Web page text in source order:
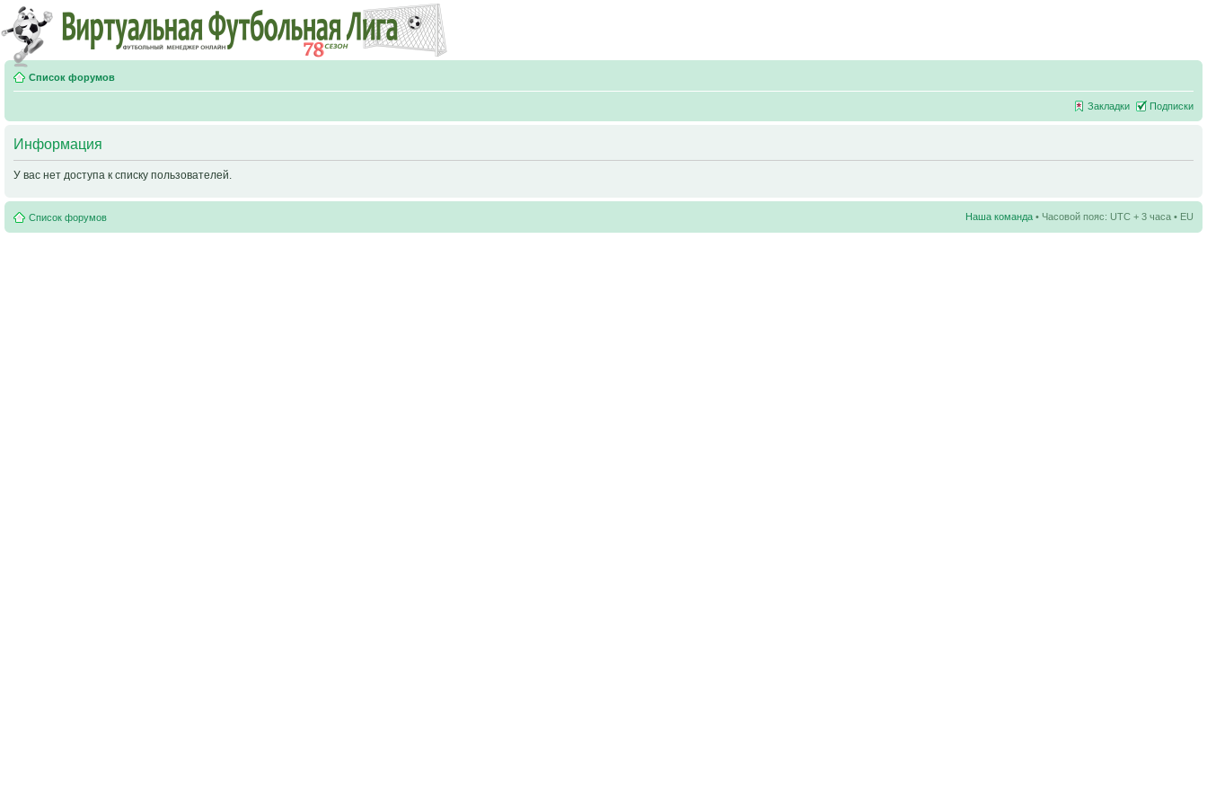
Список форумов
Закладки Подписки
Информация
У вас нет доступа к списку пользователей.
Список форумов Наша команда • Часовой пояс: UTC + 3 часа • EU